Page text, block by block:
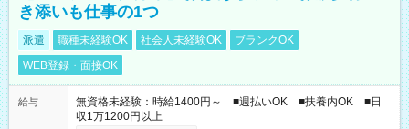
き添いも仕事の1つ
派遣 職種未経験OK 社会人未経験OK
ブランクOK
WEB登録・面接OK
給与
無資格未経験：時給1400円～ ■週払いOK ■扶養内OK ■日
収1万1200円以上